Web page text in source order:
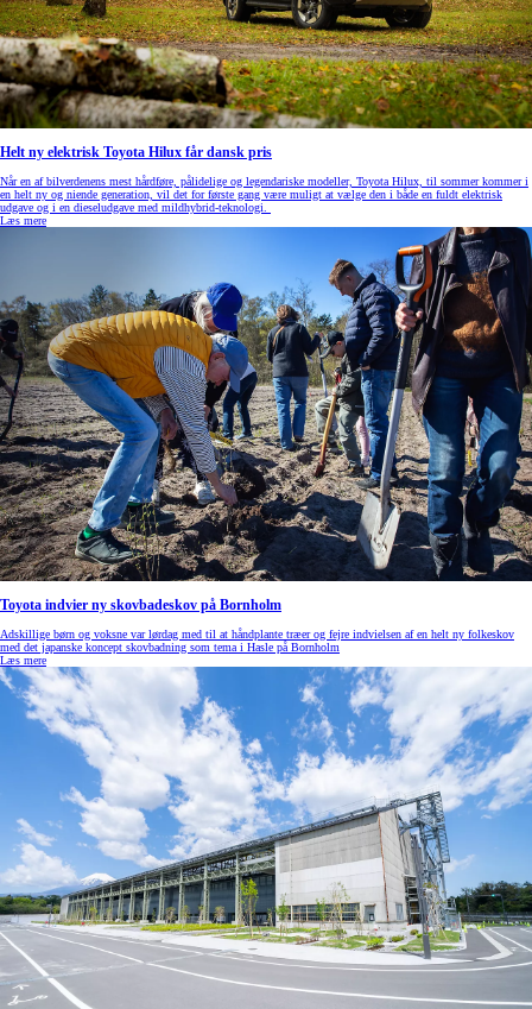
Helt ny elektrisk Toyota Hilux får dansk pris
Når en af bilverdenens mest hårdføre, pålidelige og legendariske modeller, Toyota Hilux, til sommer kommer i
en helt ny og niende generation, vil det for første gang være muligt at vælge den i både en fuldt elektrisk
udgave og i en dieseludgave med mildhybrid-teknologi.
Læs mere
Toyota indvier ny skovbadeskov på Bornholm
Adskillige børn og voksne var lørdag med til at håndplante træer og fejre indvielsen af en helt ny folkeskov
med det japanske koncept skovbadning som tema i Hasle på Bornholm
Læs mere